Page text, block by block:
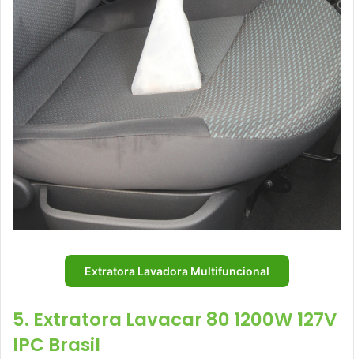
Extratora Lavadora Multifuncional
5. Extratora Lavacar 80 1200W 127V
IPC Brasil